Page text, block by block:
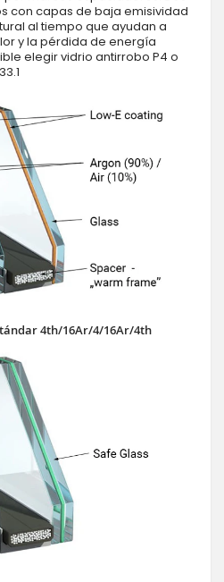
con capas de baja emisividad
al tiempo que ayudan a
y la pérdida de energía
elegir vidrio antirrobo P4 o
4th/16Ar/4/16Ar/4th